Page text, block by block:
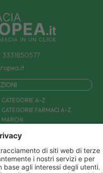
3331850577
CATEGORIE A-Z
CATEGORIE FARMACI A-Z
MARCHI
IL NOSTRO BLOG
CONTATTACI